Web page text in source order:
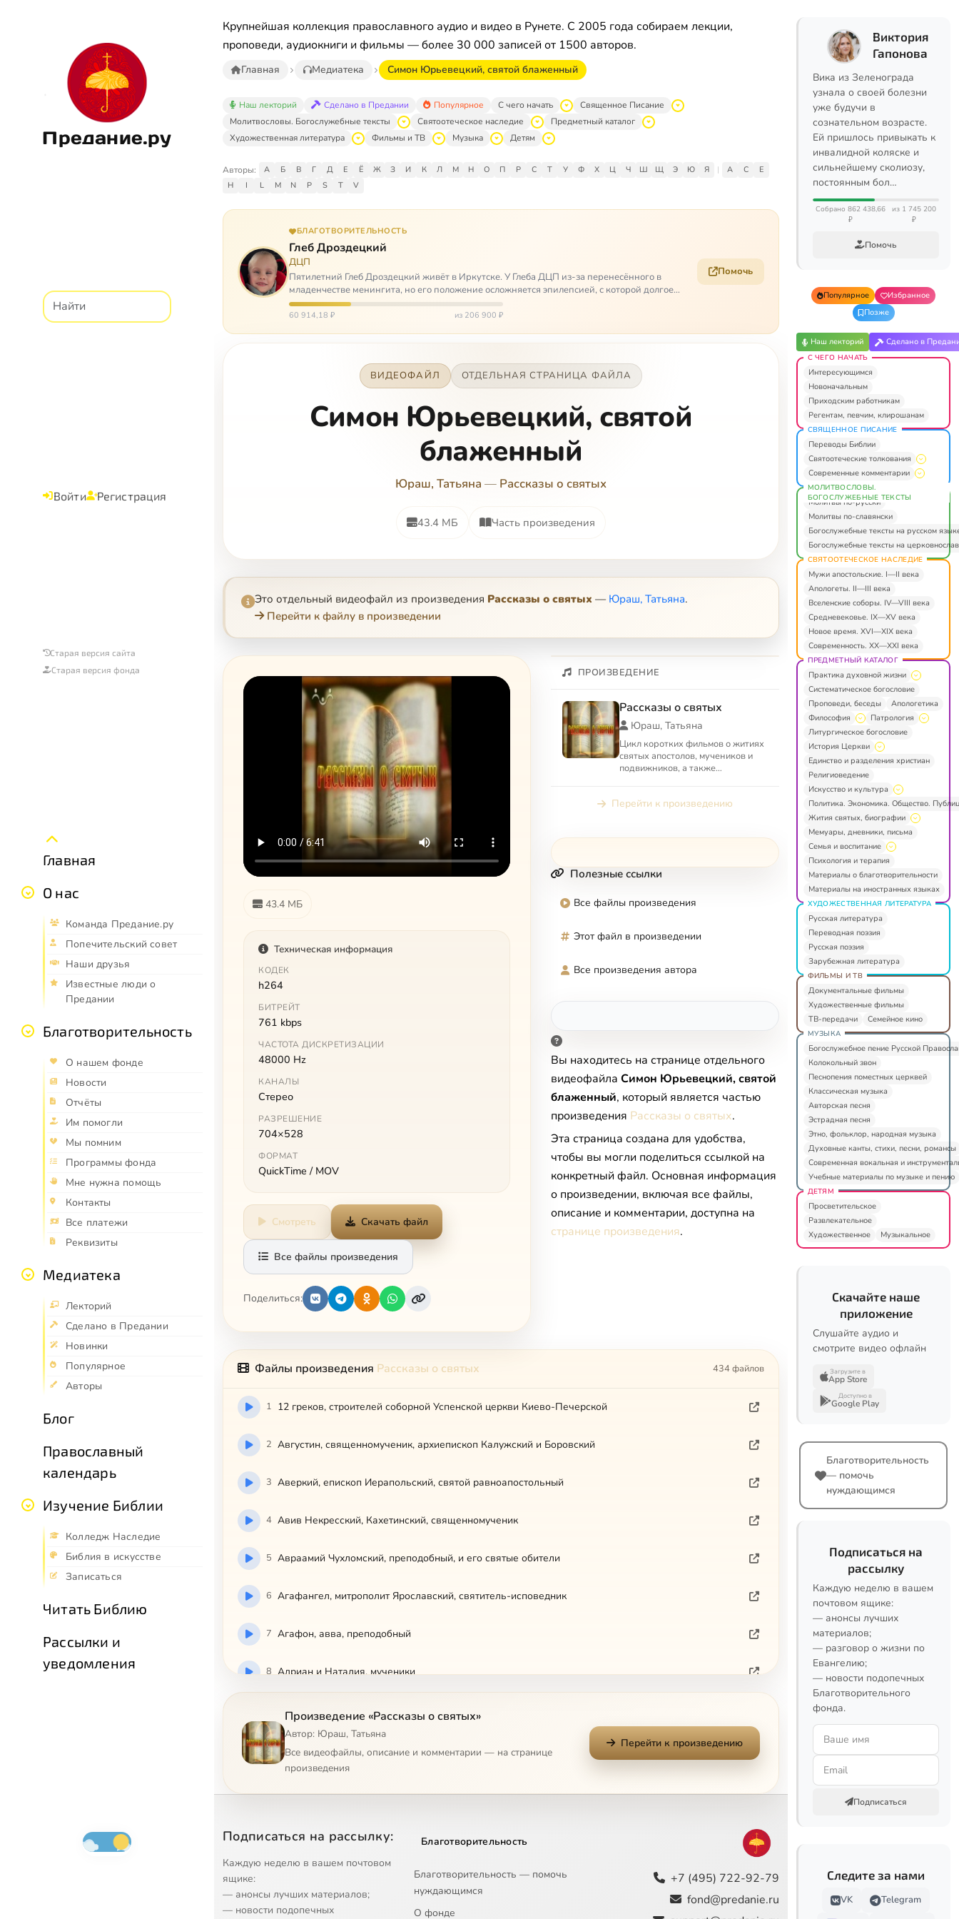
Предание.ру
Войти Регистрация
Старая версия сайта
Старая версия фонда
Главная
О нас
Команда Предание.ру
Попечительский совет
Наши друзья
Известные люди о
Предании
Благотворительность
О нашем фонде
Новости
Отчёты
Им помогли
Мы помним
Программы фонда
Мне нужна помощь
Контакты
Все платежи
Реквизиты
Медиатека
Лекторий
Сделано в Предании
Новинки
Популярное
Авторы
Блог
Православный
календарь
Изучение Библии
Колледж Наследие
Библия в искусстве
Записаться
Читать Библию
Рассылки и
уведомления
Крупнейшая коллекция православного аудио и видео в Рунете. С 2005 года собираем лекции,
проповеди, аудиокниги и фильмы — более 30 000 записей от 1500 авторов.
Главная Медиатека Симон Юрьевецкий, святой блаженный
Наш лекторий Сделано в Предании Популярное С чего начать
Священное Писание
Молитвословы. Богослужебные тексты
Святоотеческое наследие
Предметный каталог
Художественная литература
Фильмы и ТВ Музыка Детям
Авторы: А Б В Г Д Е Ё Ж З И К Л М Н О П Р С Т У Ф Х Ц Ч Ш Щ Э Ю Я | A C
E
H
I L M N P S T V
БЛАГОТВОРИТЕЛЬНОСТЬ
Глеб Дроздецкий
ДЦП
Пятилетний Глеб Дроздецкий живёт в Иркутске. У Глеба ДЦП из-за перенесённого в
младенчестве менингита, но его положение осложняется эпилепсией, с которой долгое
время была невозмож…
60 914,18 ₽ из 206 900 ₽
Помочь
ВИДЕОФАЙЛ ОТДЕЛЬНАЯ СТРАНИЦА ФАЙЛА
Симон Юрьевецкий, святой
блаженный
Юраш, Татьяна — Рассказы о святых
43.4 МБ Часть произведения
Это отдельный видеофайл из произведения Рассказы о святых — Юраш, Татьяна.
Перейти к файлу в произведении
43.4 МБ
Техническая информация
КОДЕК
h264
БИТРЕЙТ
761 kbps
ЧАСТОТА ДИСКРЕТИЗАЦИИ
48000 Hz
КАНАЛЫ
Стерео
РАЗРЕШЕНИЕ
704×528
ФОРМАТ
QuickTime / MOV
Смотреть Скачать файл
Все файлы произведения
Поделиться:
ПРОИЗВЕДЕНИЕ
Рассказы о святых
Юраш, Татьяна
Цикл коротких фильмов о житиях
святых апостолов, мучеников и
подвижников, а также
Перейти к произведению
Полезные ссылки
Все файлы произведения
Этот файл в произведении
Все произведения автора
Вы находитесь на странице отдельного
видеофайла Симон Юрьевецкий, святой
блаженный, который является частью
произведения Рассказы о святых.
Эта страница создана для удобства,
чтобы вы могли поделиться ссылкой на
конкретный файл. Основная информация
о произведении, включая все файлы,
описание и комментарии, доступна на
странице произведения.
Файлы произведения Рассказы о святых 434 файлов
1 12 греков, строителей соборной Успенской церкви Киево-Печерской
2 Августин, священномученик, архиепископ Калужский и Боровский
3 Аверкий, епископ Иерапольский, святой равноапостольный
4 Авив Некресский, Кахетинский, священномученик
5 Авраамий Чухломский, преподобный, и его святые обители
6 Агафангел, митрополит Ярославский, святитель-исповедник
7 Агафон, авва, преподобный
8 Адриан и Наталия, мученики
Адриан Пошехонский, преподобномученик
10 Александр Пересвет, инок-воин
13 Икона Божией Матери 'О Всепетая Мати'
14 Икона Божией Матери 'Утоли моя печали'
Произведение «Рассказы о святых»
Автор: Юраш, Татьяна
Все видеофайлы, описание и комментарии — на странице
произведения
Перейти к произведению
Подписаться на рассылку:
Каждую неделю в вашем почтовом
ящике:
— анонсы лучших материалов;
— новости подопечных
Благотворительность
Благотворительность — помочь
нуждающимся
О фонде
+7 (495) 722-92-79
fond@predanie.ru
Виктория
Гапонова
Вика из Зеленограда
узнала о своей болезни
уже будучи в
сознательном возрасте.
Ей пришлось привыкать к
инвалидной коляске и
сильнейшему сколиозу,
постоянным бол…
Собрано 862 438,66
₽
из 1 745 200
₽
Помочь
Популярное
Избранное
Позже
Наш лекторий Сделано в
С ЧЕГО НАЧАТЬ
Интересующимся
Новоначальным
Приходским работникам
Регентам, певчим, клирошанам
СВЯЩЕННОЕ ПИСАНИЕ
Переводы Библии
Святоотеческие толкования
Современные комментарии
МОЛИТВОСЛОВЫ.
БОГОСЛУЖЕБНЫЕ ТЕКСТЫ
Молитвы по-русски
Молитвы по-славянски
Богослужебные тексты на русском
Богослужебные тексты на
СВЯТООТЕЧЕСКОЕ НАСЛЕДИЕ
Мужи апостольские. I—II века
Апологеты. II—III века
Вселенские соборы. IV—VIII века
Средневековье. IX—XV века
Новое время. XVI—XIX века
Современность. XX—XXI века
ПРЕДМЕТНЫЙ КАТАЛОГ
Практика духовной жизни
Систематическое богословие
Проповеди, беседы
Апологетика
Философия
Патрология
Литургическое богословие
История Церкви
Единство и разделения христиан
Религиоведение
Искусство и культура
Политика. Экономика. Общество.
Жития святых, биографии
Мемуары, дневники, письма
Семья и воспитание
Психология и терапия
Материалы о благотворительности
Материалы на иностранных языках
ХУДОЖЕСТВЕННАЯ ЛИТЕРАТУРА
Русская литература
Переводная поэзия
Русская поэзия
Зарубежная литература
ФИЛЬМЫ И ТВ
Документальные фильмы
Художественные фильмы
ТВ-передачи
Семейное кино
МУЗЫКА
Богослужебное пение Русской
Колокольный звон
Песнопения поместных церквей
Классическая музыка
Авторская песня
Эстрадная песня
Этно, фольклор, народная музыка
Духовные канты, стихи, песни, романсы
Современная вокальная и
Учебные материалы по музыке и пению
ДЕТЯМ
Просветительское
Развлекательное
Художественное
Музыкальное
Скачайте наше
приложение
Слушайте аудио и
смотрите видео офлайн
Загрузите в
App Store
Доступно в
Google Play
Благотворительность
— помочь
нуждающимся
Подписаться на
рассылку
Каждую неделю в вашем
почтовом ящике:
— анонсы лучших
материалов;
— разговор о жизни по
Евангелию;
— новости подопечных
Благотворительного
фонда.
Подписаться
Следите за нами
VK
Telegram